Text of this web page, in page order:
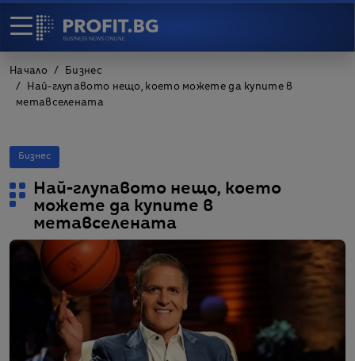
Начало
Бизнес
Най-глупавото нещо, което можете да купите в
метавселената
Бизнес
Най-глупавото нещо, което
можете да купите в
метавселената